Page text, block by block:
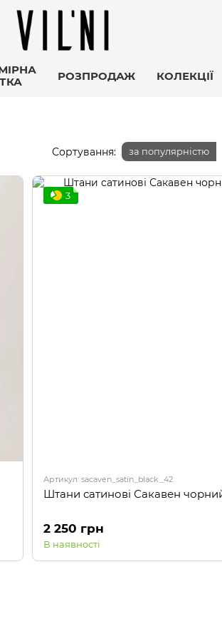
РОЗПРОДАЖ КОЛЕКЦІЇ
Сортування: за популярністю
3
Артикул: sacaven_satin_black_42
Штани сатинові Сакавен
2 250 грн
В наявності